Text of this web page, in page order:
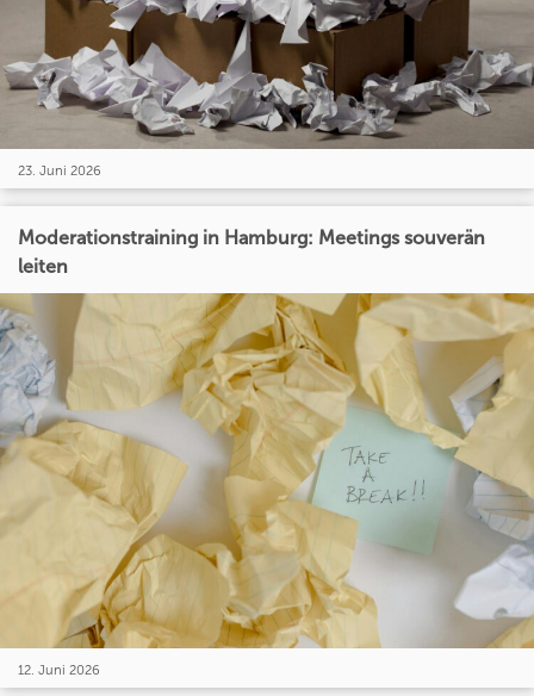
23. Juni 2026
Moderationstraining in Hamburg: Meetings souverän
leiten
12. Juni 2026